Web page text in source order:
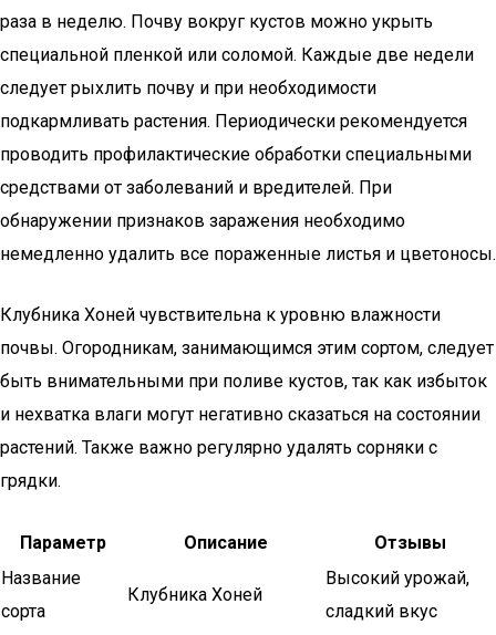
раза в неделю. Почву вокруг кустов можно укрыть
специальной пленкой или соломой. Каждые две недели
следует рыхлить почву и при необходимости
подкармливать растения. Периодически рекомендуется
проводить профилактические обработки специальными
средствами от заболеваний и вредителей. При
обнаружении признаков заражения необходимо
немедленно удалить все пораженные листья и цветоносы.
Клубника Хоней чувствительна к уровню влажности
почвы. Огородникам, занимающимся этим сортом, следует
быть внимательными при поливе кустов, так как избыток
и нехватка влаги могут негативно сказаться на состоянии
растений. Также важно регулярно удалять сорняки с
грядки.
Параметр Описание
Отзывы
Название
сорта
Клубника Хоней
Высокий урожай,
сладкий вкус